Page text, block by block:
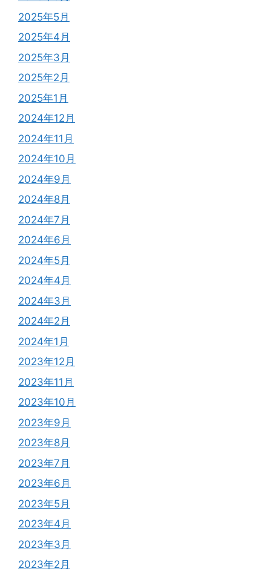
2025年5月
2025年4月
2025年3月
2025年2月
2025年1月
2024年12月
2024年11月
2024年10月
2024年9月
2024年8月
2024年7月
2024年6月
2024年5月
2024年4月
2024年3月
2024年2月
2024年1月
2023年12月
2023年11月
2023年10月
2023年9月
2023年8月
2023年7月
2023年6月
2023年5月
2023年4月
2023年3月
2023年2月